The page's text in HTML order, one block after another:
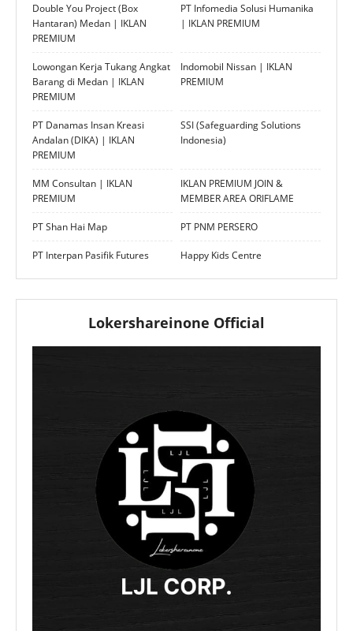
Double You Project (Box
Hantaran) Medan | IKLAN
PREMIUM
PT Infomedia Solusi Humanika
| IKLAN PREMIUM
Lowongan Kerja Tukang Angkat
Barang di Medan | IKLAN
PREMIUM
Indomobil Nissan | IKLAN
PREMIUM
PT Danamas Insan Kreasi
Andalan (DIKA) | IKLAN
PREMIUM
SSI (Safeguarding Solutions
Indonesia)
MM Consultan | IKLAN
PREMIUM
IKLAN PREMIUM JOIN &
MEMBER AREA ORIFLAME
PT Shan Hai Map PT PNM PERSERO
PT Interpan Pasifik Futures Happy Kids Centre
Lokershareinone Official